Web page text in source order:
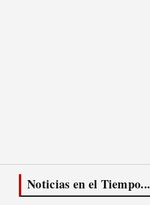
Noticias en el Tiempo...